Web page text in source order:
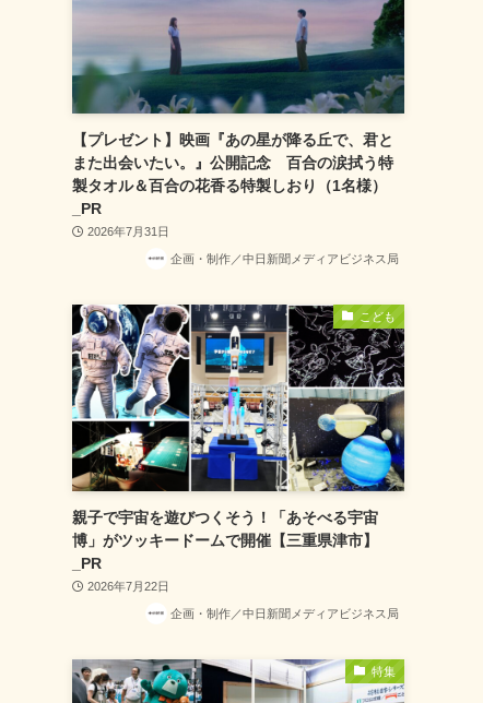
【プレゼント】映画『あの星が降る丘で、君と
また出会いたい。』公開記念 百合の涙拭う特
製タオル＆百合の花香る特製しおり（1名様）
_PR
2026年7月31日
企画・制作／中日新聞メディアビジネス局
こども
親子で宇宙を遊びつくそう！「あそべる宇宙
博」がツッキードームで開催【三重県津市】
_PR
2026年7月22日
企画・制作／中日新聞メディアビジネス局
特集